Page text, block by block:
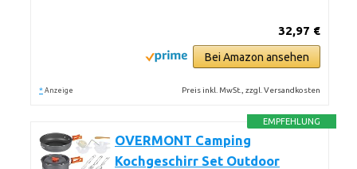
32,97 €
Bei Amazon ansehen
* Anzeige Preis inkl. MwSt., zzgl. Versandkosten
EMPFEHLUNG
OVERMONT Camping
Kochgeschirr Set Outdoor